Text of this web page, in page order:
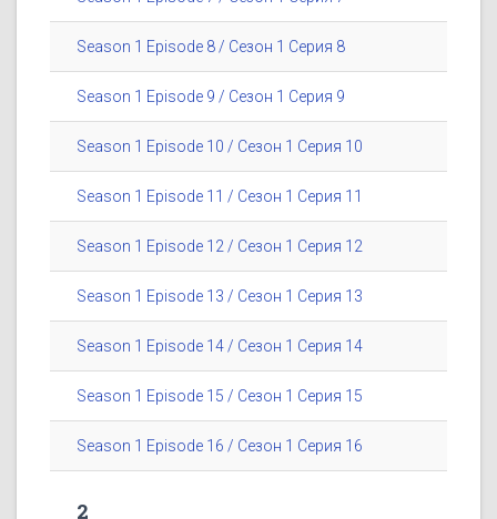
Season 1 Episode 8 / Сезон 1 Серия 8
Season 1 Episode 9 / Сезон 1 Серия 9
Season 1 Episode 10 / Сезон 1 Серия 10
Season 1 Episode 11 / Сезон 1 Серия 11
Season 1 Episode 12 / Сезон 1 Серия 12
Season 1 Episode 13 / Сезон 1 Серия 13
Season 1 Episode 14 / Сезон 1 Серия 14
Season 1 Episode 15 / Сезон 1 Серия 15
Season 1 Episode 16 / Сезон 1 Серия 16
2